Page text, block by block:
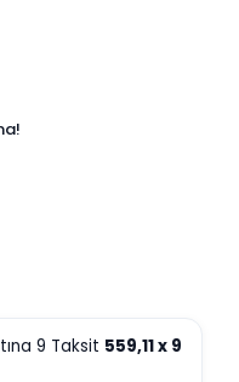
9 Taksit 559,11x 9